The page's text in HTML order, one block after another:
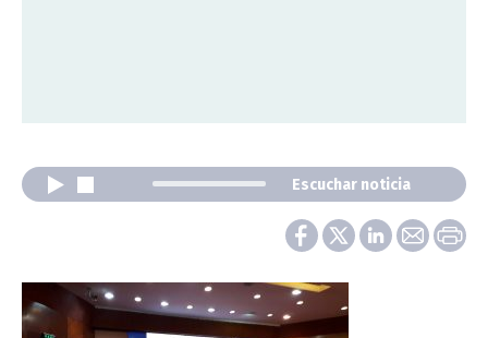
Escuchar noticia